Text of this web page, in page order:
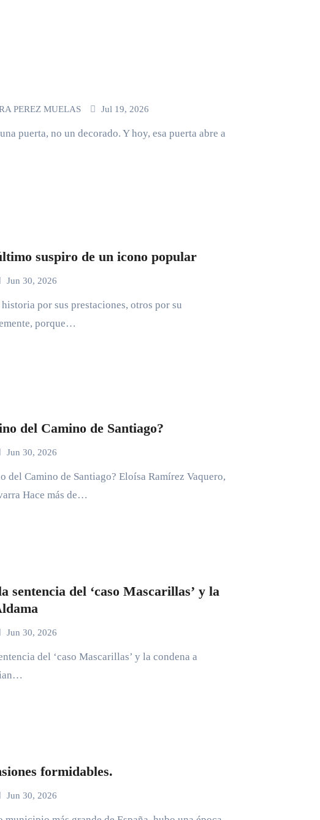
PEREZ MUELAS Jul 19, 2026
puerta, no un decorado. Y hoy, esa puerta abre a
suspiro de un icono popular
Jun 30, 2026
por sus prestaciones, otros por su
porque…
del Camino de Santiago?
Jun 30, 2026
del Camino de Santiago? Eloísa Ramírez Vaquero,
Hace más de…
sentencia del ‘caso Mascarillas’ y la
Jun 30, 2026
del ‘caso Mascarillas’ y la condena a
formidables.
Jun 30, 2026